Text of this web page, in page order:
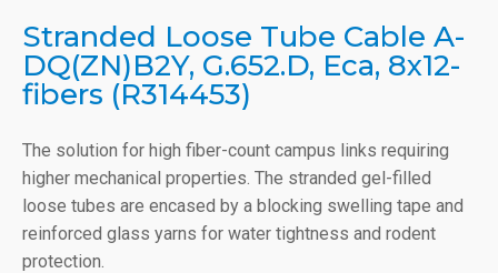
Stranded Loose Tube Cable A-
DQ(ZN)B2Y, G.652.D, Eca, 8x12-
fibers (R314453)
The solution for high fiber-count campus links requiring
higher mechanical properties. The stranded gel-filled
loose tubes are encased by a blocking swelling tape and
reinforced glass yarns for water tightness and rodent
protection.